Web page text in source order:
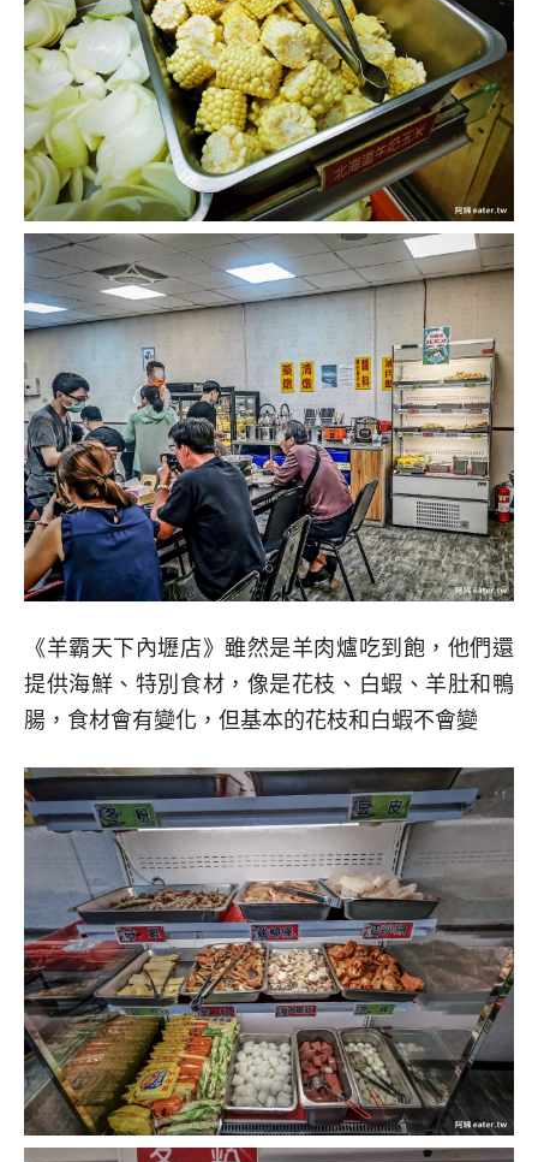
《羊霸天下內壢店》雖然是羊肉爐吃到飽，他們還
提供海鮮、特別食材，像是花枝、白蝦、羊肚和鴨
腸，食材會有變化，但基本的花枝和白蝦不會變